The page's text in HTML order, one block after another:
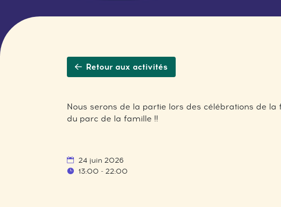
Retour aux activités
Nous serons de la partie lors des célébrations de
du parc de la famille !!
24 juin 2026
13:00 - 22:00